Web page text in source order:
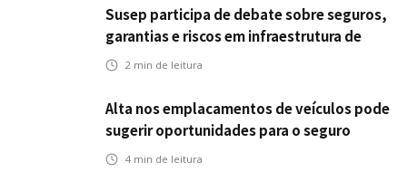
Susep participa de debate sobre seguros,
garantias e riscos em infraestrutura de
transportes
2 min de leitura
Alta nos emplacamentos de veículos pode
sugerir oportunidades para o seguro
automotivo
4 min de leitura